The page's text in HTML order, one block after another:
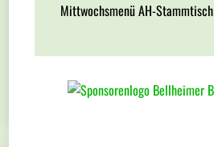
Mittwochsmenü AH-Stammtisch